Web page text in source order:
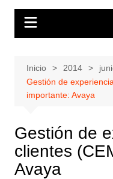
Inicio 2014
Gestión de
importante: Avaya
Gestión de
clientes
Avaya